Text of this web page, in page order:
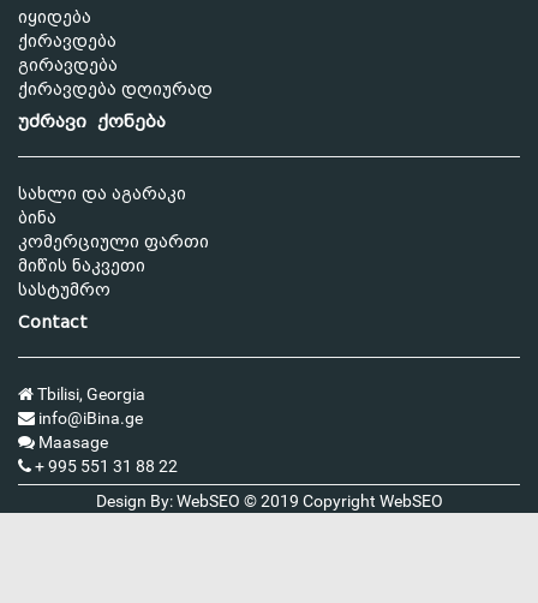
იყიდება
ქირავდება
გირავდება
ქირავდება დღიურად
უძრავი ქონება
სახლი და აგარაკი
ბინა
კომერციული ფართი
მიწის ნაკვეთი
სასტუმრო
Contact
Tbilisi, Georgia
info@iBina.ge
Maasage
+ 995 551 31 88 22
Design By: WebSEO © 2019 Copyright WebSEO